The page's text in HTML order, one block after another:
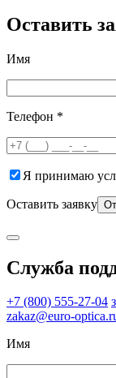
Оставить
Имя
Телефон *
Я принимаю
Оставить заявку
Служба
+7 (800) 555-27-04
zakaz@euro-
Имя